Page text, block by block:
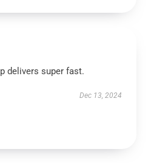
delivers super fast.
Dec 13, 2024